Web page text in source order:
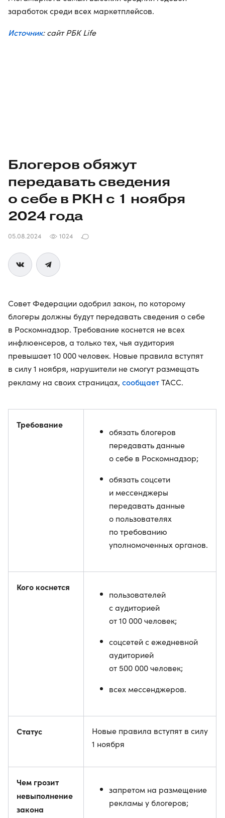
заработок среди всех маркетплейсов.
Источник: сайт РБК Life
Блогеров обяжут
передавать сведения
о себе в РКН с 1 ноября
2024 года
05.08.2024 1024
Совет Федерации одобрил закон, по которому
блогеры должны будут передавать сведения о себе
в Роскомнадзор. Требование коснется не всех
инфлюенсеров, а только тех, чья аудитория
превышает 10 000 человек. Новые правила вступят
в силу 1 ноября, нарушители не смогут размещать
рекламу на своих страницах, сообщаетТАСС.
Требование
обязать блогеров
передавать данные
о себе в Роскомнадзор;
обязать соцсети
и мессенджеры
передавать данные
о пользователях
по требованию
уполномоченных органов.
Кого коснется
пользователей
с аудиторией
от 10 000 человек;
соцсетей с ежедневной
аудиторией
от 500 000 человек;
всех мессенджеров.
Статус
Новые правила вступят в силу
1 ноября
Чем грозит
невыполнение
закона
запретом на размещение
рекламы у блогеров;